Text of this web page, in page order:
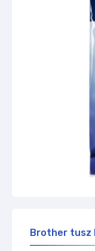
Brother tusz